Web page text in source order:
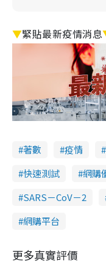
▼緊貼最新疫情消息
著數 疫情
快速測試
網購
SARS－CoV－2
網購平台
更多真實評價